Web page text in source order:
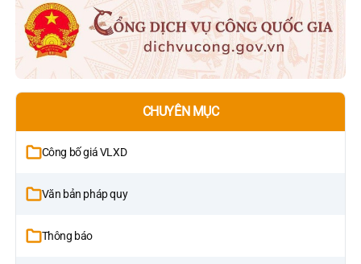
CHUYÊN MỤC
Công bố giá VLXD
Văn bản pháp quy
Thông báo